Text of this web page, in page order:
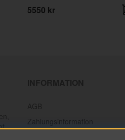
5550 kr
Zahlungsinformation